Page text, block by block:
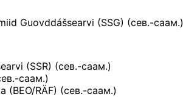
Guovddášsearvi (SSG) (сев.-саам.)
(SSR) (сев.-саам.)
саам.)
RÄF) (сев.-саам.)